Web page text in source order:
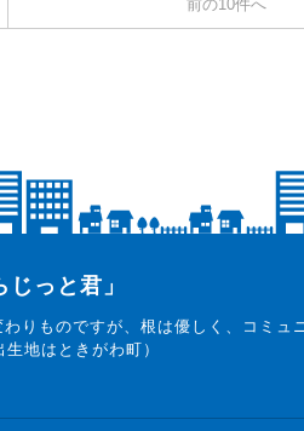
前の10件へ
っと君」
りものですが、根は優しく、コミュ
地はときがわ町）